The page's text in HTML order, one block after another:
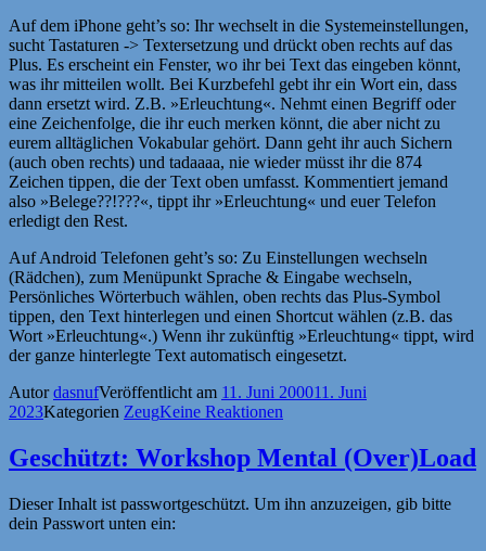
Auf dem iPhone geht’s so: Ihr wechselt in die Systemeinstellungen,
sucht Tastaturen -> Textersetzung und drückt oben rechts auf das
Plus. Es erscheint ein Fenster, wo ihr bei Text das eingeben könnt,
was ihr mitteilen wollt. Bei Kurzbefehl gebt ihr ein Wort ein, dass
dann ersetzt wird. Z.B. »Erleuchtung«. Nehmt einen Begriff oder
eine Zeichenfolge, die ihr euch merken könnt, die aber nicht zu
eurem alltäglichen Vokabular gehört. Dann geht ihr auch Sichern
(auch oben rechts) und tadaaaa, nie wieder müsst ihr die 874
Zeichen tippen, die der Text oben umfasst. Kommentiert jemand
also »Belege??!???«, tippt ihr »Erleuchtung« und euer Telefon
erledigt den Rest.
Auf Android Telefonen geht’s so: Zu Einstellungen wechseln
(Rädchen), zum Menüpunkt Sprache & Eingabe wechseln,
Persönliches Wörterbuch wählen, oben rechts das Plus-Symbol
tippen, den Text hinterlegen und einen Shortcut wählen (z.B. das
Wort »Erleuchtung«.) Wenn ihr zukünftig »Erleuchtung« tippt, wird
der ganze hinterlegte Text automatisch eingesetzt.
AutordasnufVeröffentlicht am 11. Juni 200011. Juni
2023Kategorien ZeugKeine Reaktionen
Geschützt: Workshop Mental (Over)Load
Dieser Inhalt ist passwortgeschützt. Um ihn anzuzeigen, gib bitte
dein Passwort unten ein: